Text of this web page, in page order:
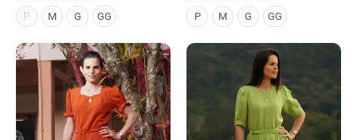
P
M G GG P M G GG